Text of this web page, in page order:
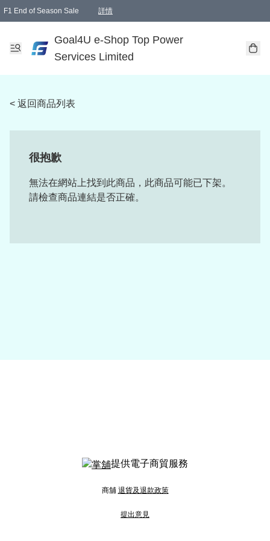
F1 End of Season Sale 詳情
Goal4U e-Shop Top Power
Services Limited
< 返回商品列表
很抱歉
無法在網站上找到此商品，此商品可能已下架。
請檢查商品連結是否正確。
提供電子商貿服務
商舖 退貨及退款政策
提出意見